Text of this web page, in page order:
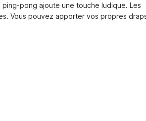
pong ajoute une touche ludique. Les
Vous pouvez apporter vos propres